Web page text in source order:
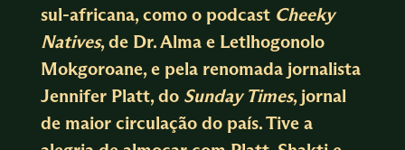
sul-africana, como o podcast Cheeky
Natives, de Dr. Alma e Letlhogonolo
Mokgoroane, e pela renomada jornalista
Jennifer Platt, do Sunday Times, jornal
de maior circulação do país. Tive a